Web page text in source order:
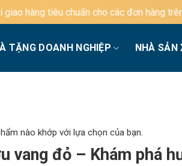
cho các đơn hàng trên 600.000đ
TẶNG DOANH NGHIỆP NHÀ SẢN
nào khớp với lựa chọn của bạn.
vang đỏ – Khám phá